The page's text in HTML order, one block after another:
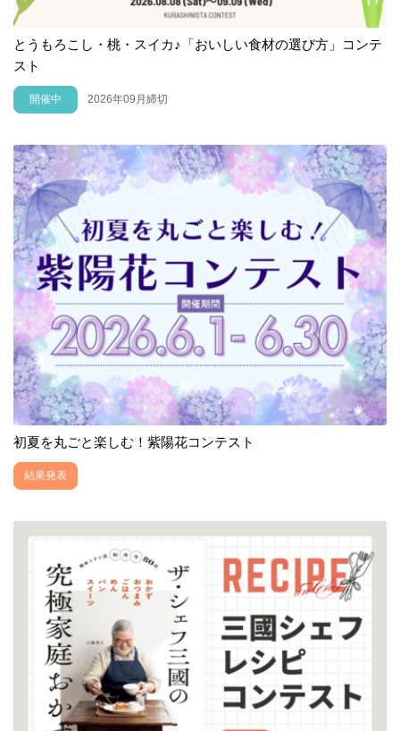
とうもろこし・桃・スイカ♪「おいしい食材の選び方」コンテ
スト
開催中 2026年09月締切
初夏を丸ごと楽しむ！紫陽花コンテスト
結果発表